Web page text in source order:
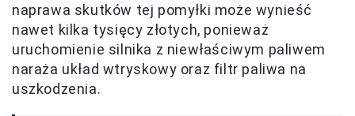
naprawa skutków tej pomyłki może wynieść
nawet kilka tysięcy złotych, ponieważ
uruchomienie silnika z niewłaściwym paliwem
naraża układ wtryskowy oraz filtr paliwa na
uszkodzenia.